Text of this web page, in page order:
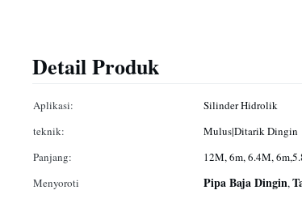
Detail Produk
Aplikasi: Silinder Hidrolik
teknik:
Mulus|Ditarik Dingin
Panjang:
12M, 6m, 6.4M,
Menyoroti
Pipa Baja Dingin,